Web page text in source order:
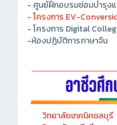
CVM
- ศูนย์ฝึกอบรมซ่อมบำรุงแ
- โครงการ EV-
- โครงการ Digital College